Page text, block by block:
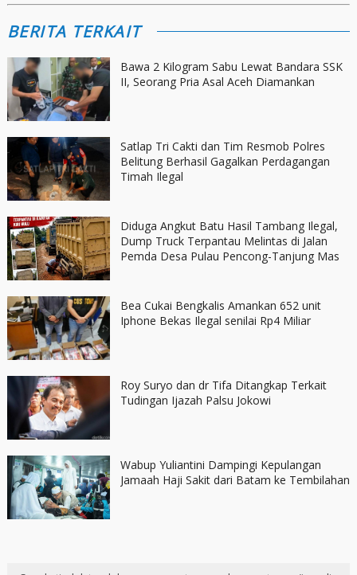
BERITA TERKAIT
Bawa 2 Kilogram Sabu Lewat Bandara SSK
II, Seorang Pria Asal Aceh Diamankan
Satlap Tri Cakti dan Tim Resmob Polres
Belitung Berhasil Gagalkan Perdagangan
Timah Ilegal
Diduga Angkut Batu Hasil Tambang Ilegal,
Dump Truck Terpantau Melintas di Jalan
Pemda Desa Pulau Pencong-Tanjung Mas
Bea Cukai Bengkalis Amankan 652 unit
Iphone Bekas Ilegal senilai Rp4 Miliar
Roy Suryo dan dr Tifa Ditangkap Terkait
Tudingan Ijazah Palsu Jokowi
Wabup Yuliantini Dampingi Kepulangan
Jamaah Haji Sakit dari Batam ke Tembilahan